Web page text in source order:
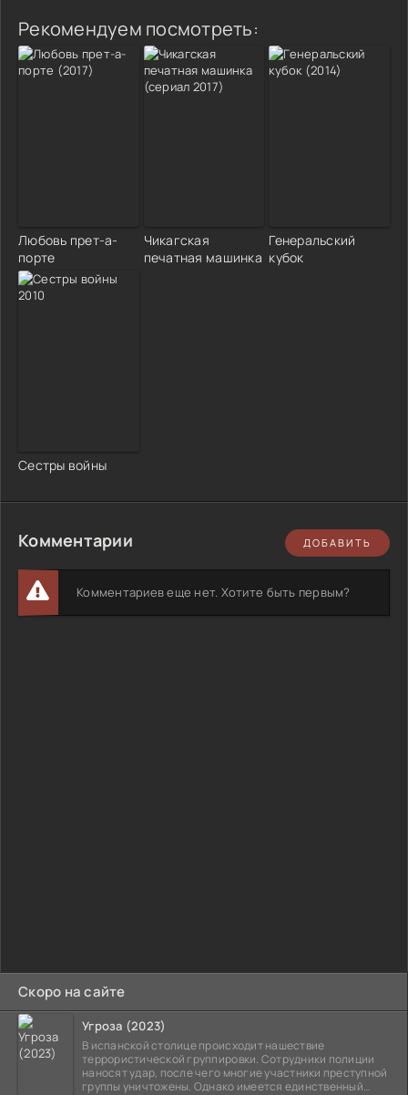
Скоро на сайте
Угроза (2023)
В испанской столице происходит нашествие
террористической группировки. Сотрудники полиции
наносят удар, после чего многие участники преступной
группы уничтожены. Однако имеется единственный
Рекомендуем посмотреть:
Любовь прет-а-
порте
Чикагская
печатная машинка
Генеральский
кубок
Сестры войны
Комментарии ДОБАВИТЬ
Комментариев еще нет. Хотите быть первым?